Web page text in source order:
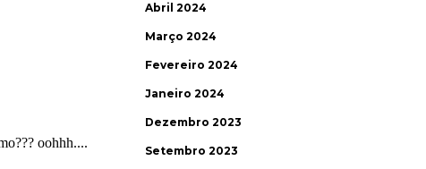
Abril 2024
Março 2024
Fevereiro 2024
Janeiro 2024
Dezembro 2023
Setembro 2023